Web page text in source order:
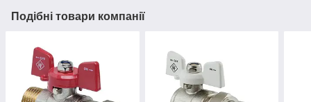
Подібні товари компанії